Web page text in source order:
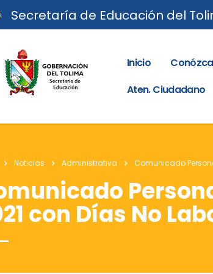
Secretaría de Educación del
Inicio
Aten. Ciudadano
Noticias Administrativa Comunicado
con Días No